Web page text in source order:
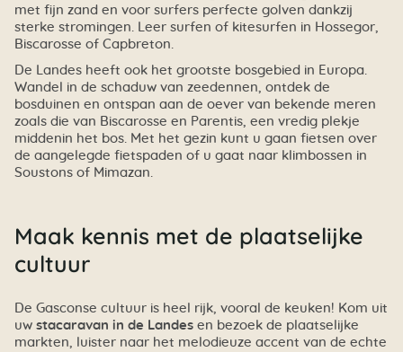
met fijn zand en voor surfers perfecte golven dankzij
sterke stromingen. Leer surfen of kitesurfen in Hossegor,
Biscarosse of Capbreton.
De Landes heeft ook het grootste bosgebied in Europa.
Wandel in de schaduw van zeedennen, ontdek de
bosduinen en ontspan aan de oever van bekende meren
zoals die van Biscarosse en Parentis, een vredig plekje
middenin het bos. Met het gezin kunt u gaan fietsen over
de aangelegde fietspaden of u gaat naar klimbossen in
Soustons of Mimazan.
Maak kennis met de plaatselijke
cultuur
De Gasconse cultuur is heel rijk, vooral de keuken! Kom uit
uw stacaravan in de Landes en bezoek de plaatselijke
markten, luister naar het melodieuze accent van de echte